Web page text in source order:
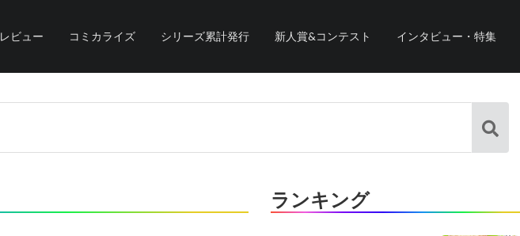
レビュー コミカライズ シリーズ累計発行 新人賞&コンテスト インタビュー・特集
ランキング